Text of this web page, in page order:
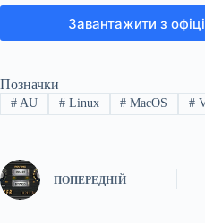
Завантажити з
Позначки
#AU #Linux # MacOS #
ПОПЕРЕДНІЙ